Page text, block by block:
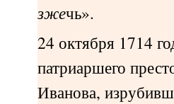
зжечь».
24 октября 1714
патриаршего
Иванова,